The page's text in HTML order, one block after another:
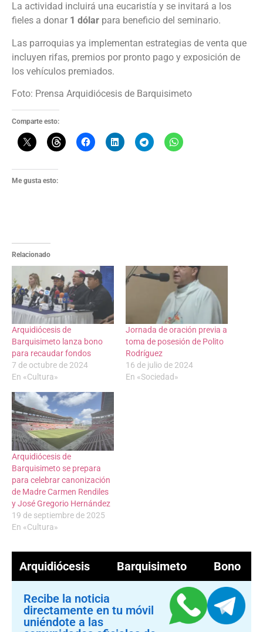
La actividad incluirá una eucaristía y se invitará a los
fieles a donar 1 dólar para beneficio del seminario.
Las parroquias ya implementan estrategias de venta que
incluyen rifas, premios por pronto pago y exposición de
los vehículos premiados.
Foto: Prensa Arquidiócesis de Barquisimeto
Comparte esto:
Me gusta esto:
Relacionado
Arquidiócesis de
Barquisimeto lanza bono
para recaudar fondos
7 de octubre de 2024
En «Cultura»
Jornada de oración previa a
toma de posesión de Polito
Rodríguez
16 de julio de 2024
En «Sociedad»
Arquidiócesis de
Barquisimeto se prepara
para celebrar canonización
de Madre Carmen Rendiles
y José Gregorio Hernández
19 de septiembre de 2025
En «Cultura»
Arquidiócesis Barquisimeto Bono
Recibe la noticia
directamente en tu móvil
uniéndote a las